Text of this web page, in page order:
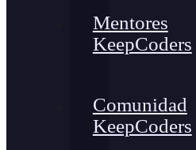
Mentores
KeepCoders
Comunidad
KeepCoders